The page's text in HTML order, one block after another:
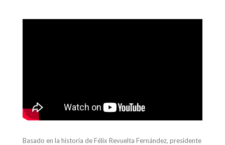
Basado en la historia de Félix Revuelta Fernández, presidente